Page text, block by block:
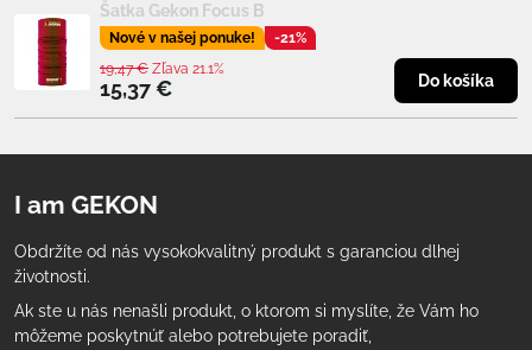
Šatka Gekon Focus B
Nové v našej ponuke! -21%
15,37 €
19,47 € Zľava 21.1%
Do košíka
I am GEKON
Obdržíte od nás vysokokvalitný produkt s garanciou dlhej
životnosti.
Ak ste u nás nenašli produkt, o ktorom si myslíte, že Vám ho
môžeme poskytnúť alebo potrebujete poradiť,